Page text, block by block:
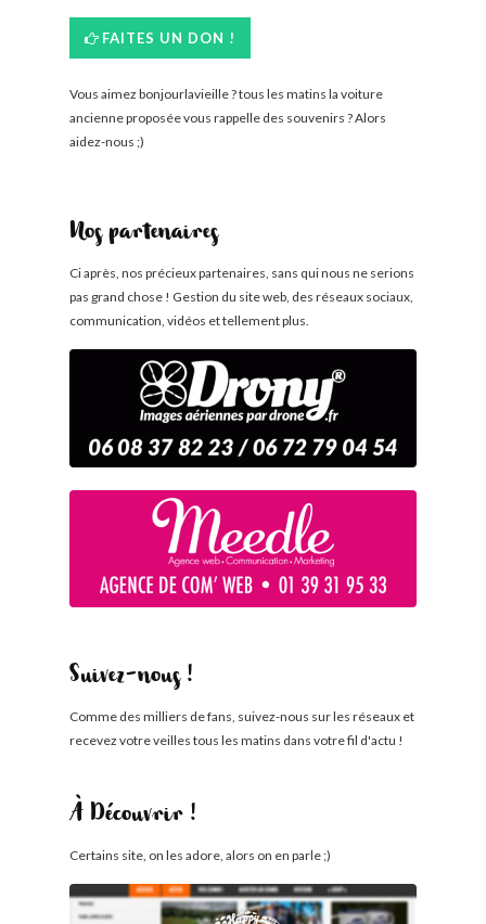
FAITES UN DON !
Vous aimez bonjourlavieille ? tous les matins la voiture
ancienne proposée vous rappelle des souvenirs ? Alors
aidez-nous ;)
Nos partenaires
Ci après, nos précieux partenaires, sans qui nous ne serions
pas grand chose ! Gestion du site web, des réseaux sociaux,
communication, vidéos et tellement plus.
Suivez-nous !
Comme des milliers de fans, suivez-nous sur les réseaux et
recevez votre veilles tous les matins dans votre fil d'actu !
À Découvrir !
Certains site, on les adore, alors on en parle ;)